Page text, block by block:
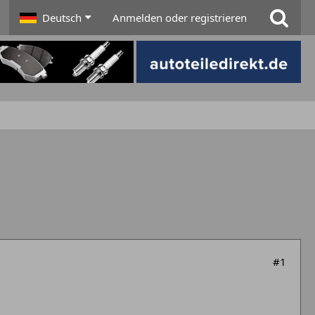
Deutsch Anmelden oder registrieren
#1